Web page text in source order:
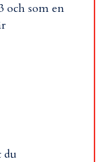
och som en
du